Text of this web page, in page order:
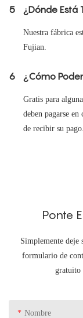
5 ¿Dónde Está
Nuestra fábrica
Fujian.
6 ¿Cómo
Gratis para
deben pagarse en
de recibir su pago.
Ponte
Simplemente deje
formulario de
gratuito
Nombre